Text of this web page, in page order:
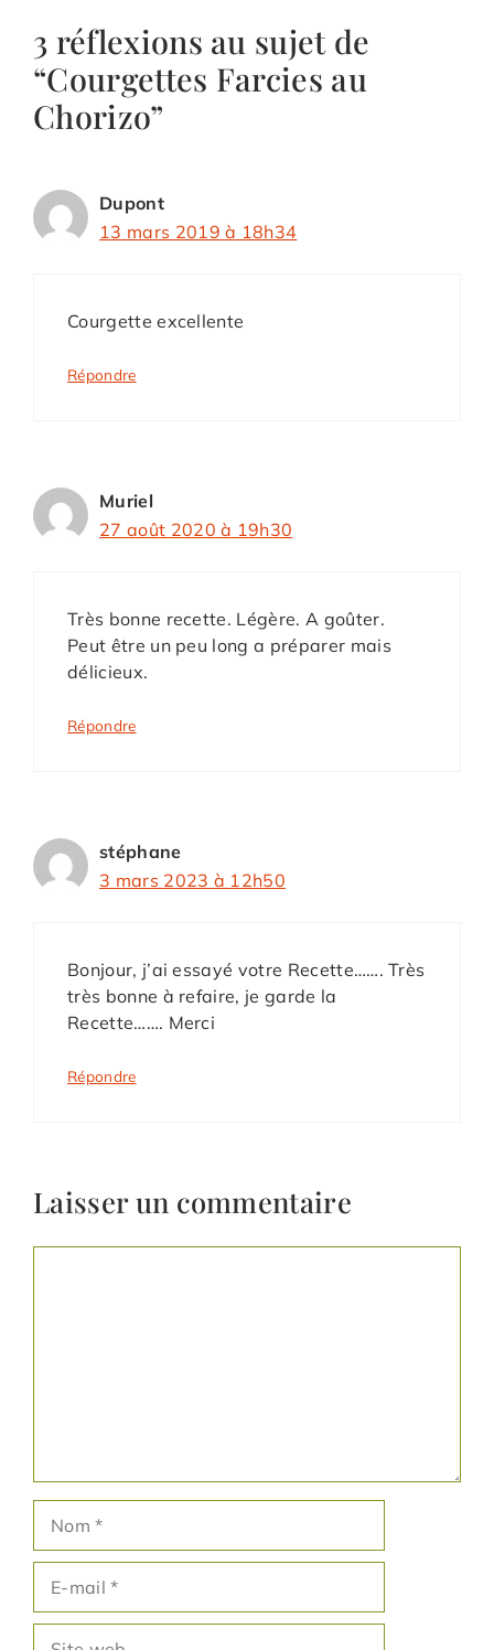
3 réflexions au sujet de
“Courgettes Farcies au
Chorizo”
Dupont
13 mars 2019 à 18h34
Courgette excellente
Répondre
Muriel
27 août 2020 à 19h30
Très bonne recette. Légère. A goûter.
Peut être un peu long a préparer mais
délicieux.
Répondre
stéphane
3 mars 2023 à 12h50
Bonjour, j’ai essayé votre Recette……. Très
très bonne à refaire, je garde la
Recette……. Merci
Répondre
Laisser un commentaire
mail